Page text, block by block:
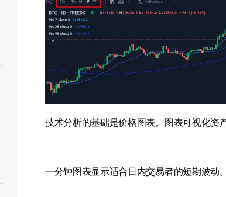
技术分析的基础是价格图表。图表可视化资
一分钟图表显示适合日内交易者的短期波动